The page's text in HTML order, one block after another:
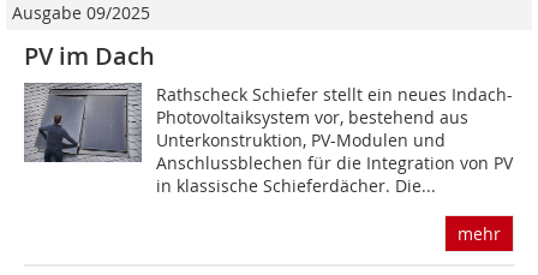
Ausgabe 09/2025
PV im Dach
Rathscheck Schiefer stellt ein neues Indach-
Photovoltaiksystem vor, bestehend aus
Unterkonstruktion, PV-Modulen und
Anschlussblechen für die Integration von PV
in klassische Schieferdächer. Die...
mehr